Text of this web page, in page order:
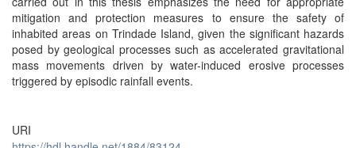
mitigation and protection measures to ensure the safety of
inhabited areas on Trindade Island, given the significant hazards
posed by geological processes such as accelerated gravitational
mass movements driven by water-induced erosive processes
triggered by episodic rainfall events.
URI